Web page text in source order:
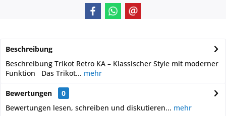
Beschreibung
Beschreibung Trikot Retro KA – Klassischer Style mit moderner
Funktion Das Trikot... mehr
Bewertungen
0
Bewertungen lesen, schreiben und diskutieren... mehr